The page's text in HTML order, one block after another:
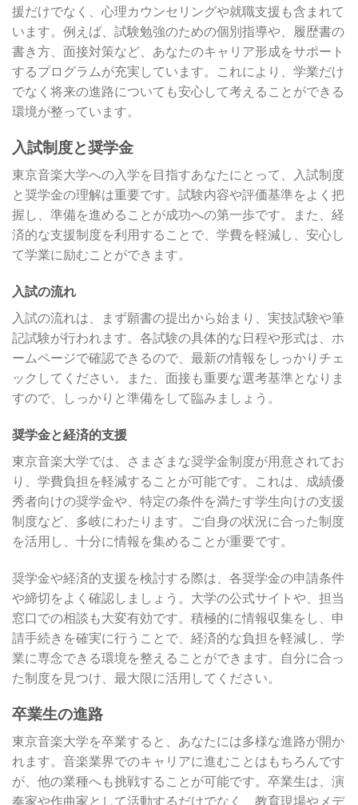
援だけでなく、心理カウンセリングや就職支援も含まれて
います。例えば、試験勉強のための個別指導や、履歴書の
書き方、面接対策など、あなたのキャリア形成をサポート
するプログラムが充実しています。これにより、学業だけ
でなく将来の進路についても安心して考えることができる
環境が整っています。
入試制度と奨学金
東京音楽大学への入学を目指すあなたにとって、入試制度
と奨学金の理解は重要です。試験内容や評価基準をよく把
握し、準備を進めることが成功への第一歩です。また、経
済的な支援制度を利用することで、学費を軽減し、安心し
て学業に励むことができます。
入試の流れ
入試の流れは、まず願書の提出から始まり、実技試験や筆
記試験が行われます。各試験の具体的な日程や形式は、ホ
ームページで確認できるので、最新の情報をしっかりチェ
ックしてください。また、面接も重要な選考基準となりま
すので、しっかりと準備をして臨みましょう。
奨学金と経済的支援
東京音楽大学では、さまざまな奨学金制度が用意されてお
り、学費負担を軽減することが可能です。これは、成績優
秀者向けの奨学金や、特定の条件を満たす学生向けの支援
制度など、多岐にわたります。ご自身の状況に合った制度
を活用し、十分に情報を集めることが重要です。
奨学金や経済的支援を検討する際は、各奨学金の申請条件
や締切をよく確認しましょう。大学の公式サイトや、担当
窓口での相談も大変有効です。積極的に情報収集をし、申
請手続きを確実に行うことで、経済的な負担を軽減し、学
業に専念できる環境を整えることができます。自分に合っ
た制度を見つけ、最大限に活用してください。
卒業生の進路
東京音楽大学を卒業すると、あなたには多様な進路が開か
れます。音楽業界でのキャリアに進むことはもちろんです
が、他の業種へも挑戦することが可能です。卒業生は、演
奏家や作曲家として活動するだけでなく、教育現場やメデ